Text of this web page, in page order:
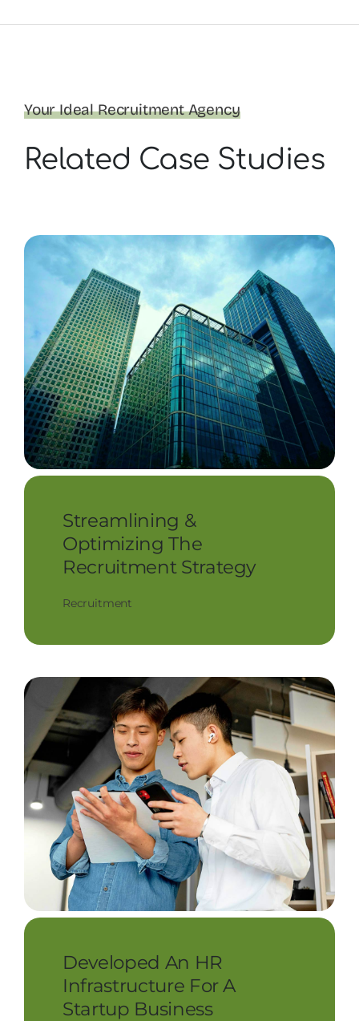
Your Ideal Recruitment Agency
Related Case Studies
Streamlining &
Optimizing The
Recruitment Strategy
Recruitment
Developed An HR
Infrastructure For A
Startup Business